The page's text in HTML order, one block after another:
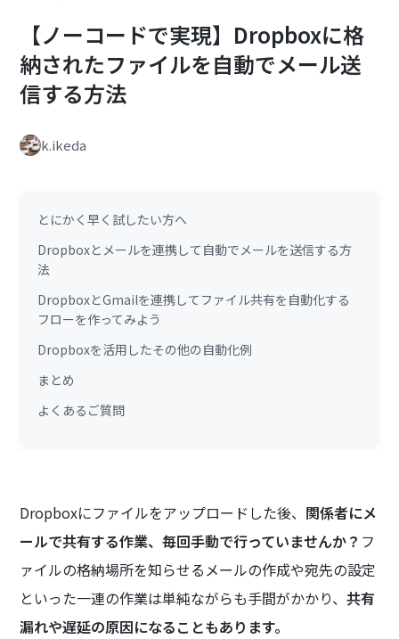
【ノーコードで実現】Dropboxに格
納されたファイルを自動でメール送
信する方法
k.ikeda
とにかく早く試したい方へ
Dropboxとメールを連携して自動でメールを送信する方
法
DropboxとGmailを連携してファイル共有を自動化する
フローを作ってみよう
Dropboxを活用したその他の自動化例
まとめ
よくあるご質問
Dropboxにファイルをアップロードした後、 関係者にメ
ールで共有する作業、毎回手動で行っていませんか？ フ
ァイルの格納場所を知らせるメールの作成や宛先の設定
といった一連の作業は単純ながらも手間がかかり、共有
漏れや遅延の原因になることもあります。